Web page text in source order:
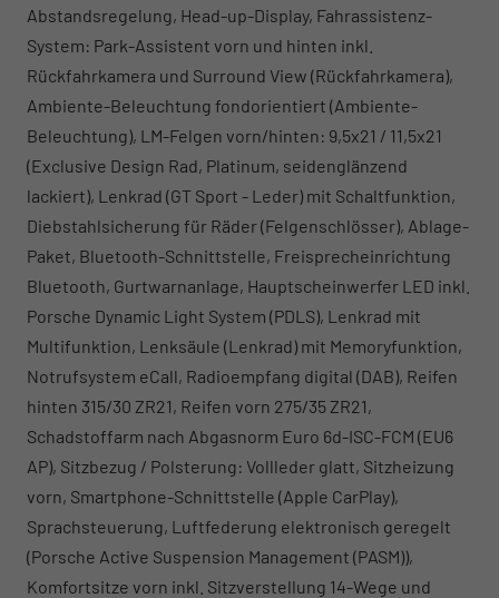
Abstandsregelung, Head-up-Display, Fahrassistenz-
System: Park-Assistent vorn und hinten inkl.
Rückfahrkamera und Surround View (Rückfahrkamera),
Ambiente-Beleuchtung fondorientiert (Ambiente-
Beleuchtung), LM-Felgen vorn/hinten: 9,5x21 / 11,5x21
(Exclusive Design Rad, Platinum, seidenglänzend
lackiert), Lenkrad (GT Sport - Leder) mit Schaltfunktion,
Diebstahlsicherung für Räder (Felgenschlösser), Ablage-
Paket, Bluetooth-Schnittstelle, Freisprecheinrichtung
Bluetooth, Gurtwarnanlage, Hauptscheinwerfer LED inkl.
Porsche Dynamic Light System (PDLS), Lenkrad mit
Multifunktion, Lenksäule (Lenkrad) mit Memoryfunktion,
Notrufsystem eCall, Radioempfang digital (DAB), Reifen
hinten 315/30 ZR21, Reifen vorn 275/35 ZR21,
Schadstoffarm nach Abgasnorm Euro 6d-ISC-FCM (EU6
AP), Sitzbezug / Polsterung: Vollleder glatt, Sitzheizung
vorn, Smartphone-Schnittstelle (Apple CarPlay),
Sprachsteuerung, Luftfederung elektronisch geregelt
(Porsche Active Suspension Management (PASM)),
Komfortsitze vorn inkl. Sitzverstellung 14-Wege und